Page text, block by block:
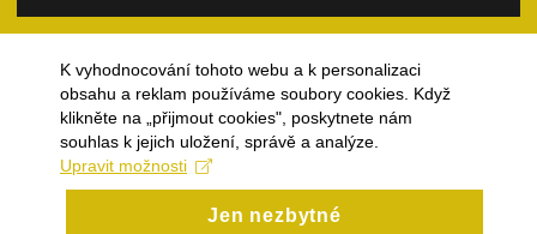
K vyhodnocování tohoto webu a k personalizaci
obsahu a reklam používáme soubory cookies. Když
klikněte na „přijmout cookies", poskytnete nám
souhlas k jejich uložení, správě a analýze.
Upravit možnosti
Jen nezbytné